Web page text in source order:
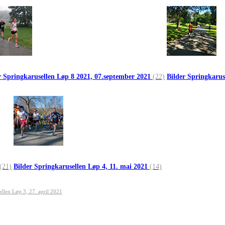
Springkarusellen Løp 8 2021, 07.september 2021 (22) Bilder
(21) Bilder Springkarusellen Løp 4, 11. mai 2021 (14)
Løp 3, 27. april 2021